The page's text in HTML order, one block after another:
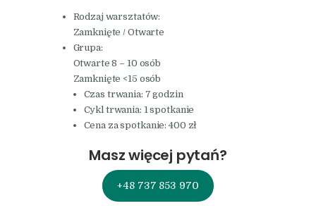
Rodzaj warsztatów:
Zamknięte / Otwarte
Grupa:
Otwarte 8 – 10 osób
Zamknięte <15 osób
Czas trwania: 7 godzin
Cykl trwania: 1 spotkanie
Cena za spotkanie: 400 zł
Masz więcej pytań?
+48 737 853 970